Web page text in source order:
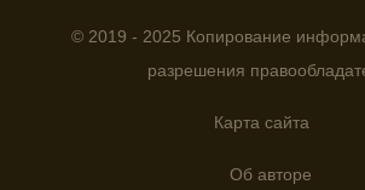
предоставляет подробную
фазах луны и их влиянии на
условия и фазы луны для
© 2019 - 2025 Копирование
разрешения
Карта сайта
Об авторе